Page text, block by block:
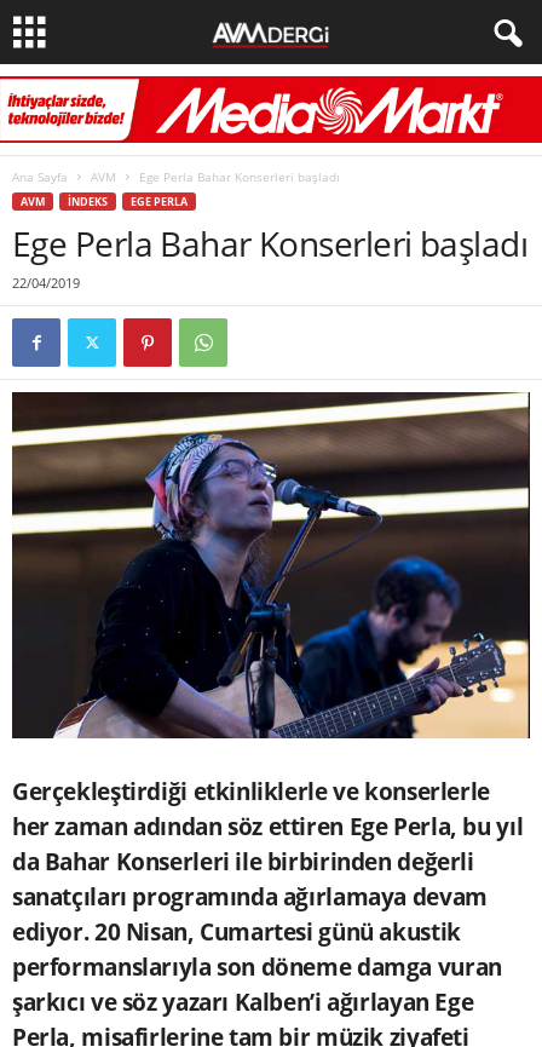
Ana Sayfa AVM Ege Perla Bahar Konserleri başladı
AVM İNDEKS EGE PERLA
Ege Perla Bahar Konserleri başladı
22/04/2019
Gerçekleştirdiği etkinliklerle ve konserlerle
her zaman adından söz ettiren Ege Perla, bu yıl
da Bahar Konserleri ile birbirinden değerli
sanatçıları programında ağırlamaya devam
ediyor. 20 Nisan, Cumartesi günü akustik
performanslarıyla son döneme damga vuran
şarkıcı ve söz yazarı Kalben’i ağırlayan Ege
Perla, misafirlerine tam bir müzik ziyafeti